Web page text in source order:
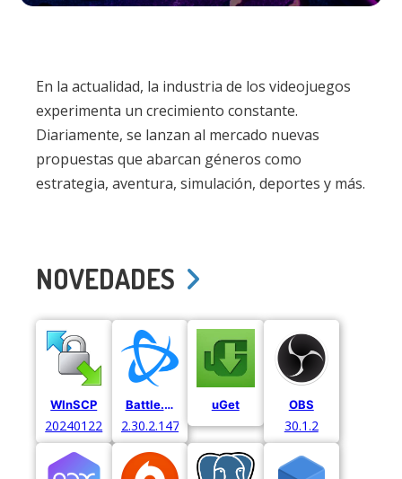
En la actualidad, la industria de los videojuegos
experimenta un crecimiento constante.
Diariamente, se lanzan al mercado nuevas
propuestas que abarcan géneros como
estrategia, aventura, simulación, deportes y más.
NOVEDADES
WInSCP
20240122
Battle.net
2.30.2.14766
uGet OBS
30.1.2